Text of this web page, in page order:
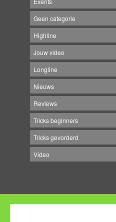
Geen categorie
Highline
Jouw video
Longline
Nieuws
Reviews
Tricks beginners
Tricks gevorderd
Video